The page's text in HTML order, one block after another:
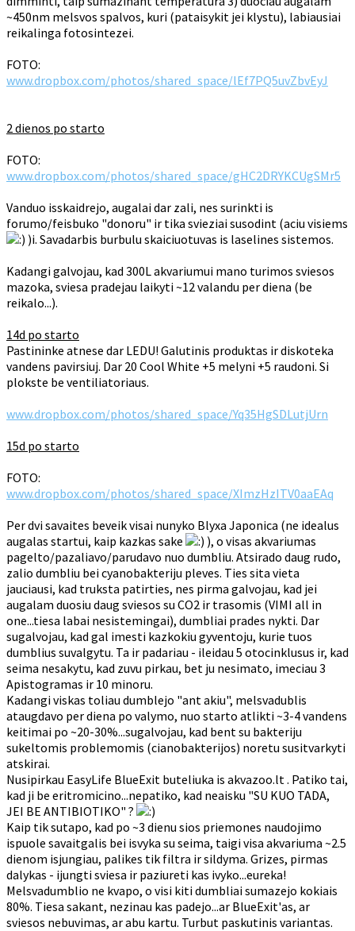
~450nm melsvos spalvos, kuri (pataisykit jei klystu), labiausiai
reikalinga fotosintezei.
FOTO:
www.dropbox.com/photos/shared_space/lEf7PQ5uvZbvEyJ
2 dienos po starto
FOTO:
www.dropbox.com/photos/shared_space/gHC2DRYKCUgSMr5
Vanduo isskaidrejo, augalai dar zali, nes surinkti is
forumo/feisbuko "donoru" ir tika svieziai susodint (aciu visiems
)i. Savadarbis burbulu skaiciuotuvas is laselines sistemos.
Kadangi galvojau, kad 300L akvariumui mano turimos sviesos
mazoka, sviesa pradejau laikyti ~12 valandu per diena (be
reikalo...).
14d po starto
Pastininke atnese dar LEDU! Galutinis produktas ir diskoteka
vandens pavirsiuj. Dar 20 Cool White +5 melyni +5 raudoni. Si
plokste be ventiliatoriaus.
www.dropbox.com/photos/shared_space/Yq35HgSDLutjUrn
15d po starto
FOTO:
www.dropbox.com/photos/shared_space/XImzHzITV0aaEAq
Per dvi savaites beveik visai nunyko Blyxa Japonica (ne idealus
augalas startui, kaip kazkas sake
), o visas akvariumas
pagelto/pazaliavo/parudavo nuo dumbliu. Atsirado daug rudo,
zalio dumbliu bei cyanobakteriju pleves. Ties sita vieta
jauciausi, kad truksta patirties, nes pirma galvojau, kad jei
augalam duosiu daug sviesos su CO2 ir trasomis (VIMI all in
one...tiesa labai nesistemingai), dumbliai prades nykti. Dar
sugalvojau, kad gal imesti kazkokiu gyventoju, kurie tuos
dumblius suvalgytu. Ta ir padariau - ileidau 5 otocinklusus ir, kad
seima nesakytu, kad zuvu pirkau, bet ju nesimato, imeciau 3
Apistogramas ir 10 minoru.
Kadangi viskas toliau dumblejo "ant akiu", melsvadublis
ataugdavo per diena po valymo, nuo starto atlikti ~3-4 vandens
keitimai po ~20-30%...sugalvojau, kad bent su bakteriju
sukeltomis problemomis (cianobakterijos) noretu susitvarkyti
atskirai.
Nusipirkau EasyLife BlueExit buteliuka is akvazoo.lt . Patiko tai,
kad ji be eritromicino...nepatiko, kad neaisku "SU KUO TADA,
JEI BE ANTIBIOTIKO" ?
Kaip tik sutapo, kad po ~3 dienu sios priemones naudojimo
ispuole savaitgalis bei isvyka su seima, taigi visa akvariuma ~2.5
dienom isjungiau, palikes tik filtra ir sildyma. Grizes, pirmas
dalykas - ijungti sviesa ir paziureti kas ivyko...eureka!
Melsvadumblio ne kvapo, o visi kiti dumbliai sumazejo kokiais
80%. Tiesa sakant, nezinau kas padejo...ar BlueExit'as, ar
sviesos nebuvimas, ar abu kartu. Turbut paskutinis variantas.